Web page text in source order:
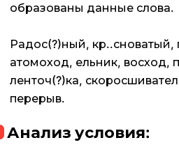
образованы данные слова.
Радос(?)ный, кр..сноватый,
атомоход, ельник, восход,
ленточ(?)ка,
перерыв.
Анализ условия: